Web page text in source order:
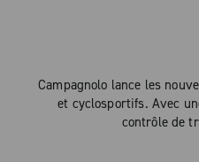
Campagnolo lance les
et cyclosportifs. Avec
contrôle de